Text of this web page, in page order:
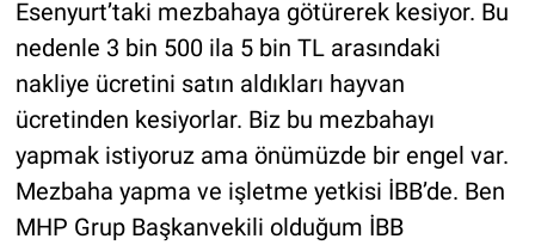
Esenyurt’taki mezbahaya götürerek kesiyor. Bu
nedenle 3 bin 500 ila 5 bin TL arasındaki
nakliye ücretini satın aldıkları hayvan
ücretinden kesiyorlar. Biz bu mezbahayı
yapmak istiyoruz ama önümüzde bir engel var.
Mezbaha yapma ve işletme yetkisi İBB’de. Ben
MHP Grup Başkanvekili olduğum İBB